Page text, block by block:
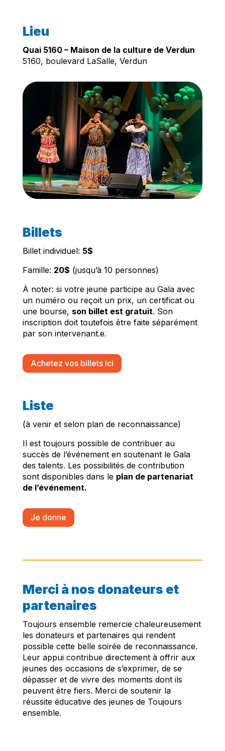
Lieu
Quai 5160 – Maison de la culture de Verdun
5160, boulevard LaSalle, Verdun
Billets
Billet individuel: 5$
Famille: 20$ (jusqu’à 10 personnes)
À noter: si votre jeune participe au Gala avec
un numéro ou reçoit un prix, un certificat ou
une bourse, son billet est gratuit. Son
inscription doit toutefois être faite séparément
par son intervenant.e.
Achetez vos billets ici
Liste
(à venir et selon plan de reconnaissance)
Il est toujours possible de contribuer au
succès de l’événement en soutenant le Gala
des talents. Les possibilités de contribution
sont disponibles dans le plan de partenariat
de l’événement.
Je donne
Merci à nos donateurs et
partenaires
Toujours ensemble remercie chaleureusement
les donateurs et partenaires qui rendent
possible cette belle soirée de reconnaissance.
Leur appui contribue directement à offrir aux
jeunes des occasions de s’exprimer, de se
dépasser et de vivre des moments dont ils
peuvent être fiers. Merci de soutenir la
réussite éducative des jeunes de Toujours
ensemble.